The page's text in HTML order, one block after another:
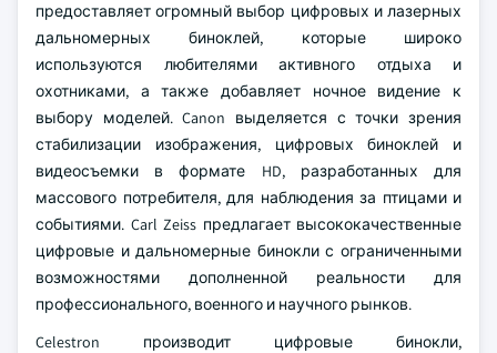
предоставляет огромный выбор цифровых и лазерных
дальномерных биноклей, которые широко
используются любителями активного отдыха и
охотниками, а также добавляет ночное видение к
выбору моделей. Canon выделяется с точки зрения
стабилизации изображения, цифровых биноклей и
видеосъемки в формате HD, разработанных для
массового потребителя, для наблюдения за птицами и
событиями. Carl Zeiss предлагает высококачественные
цифровые и дальномерные бинокли с ограниченными
возможностями дополненной реальности для
профессионального, военного и научного рынков.
Celestron производит цифровые бинокли,